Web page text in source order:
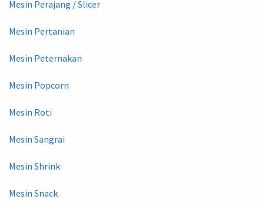
Mesin Perajang / Slicer
Mesin Pertanian
Mesin Peternakan
Mesin Popcorn
Mesin Roti
Mesin Sangrai
Mesin Shrink
Mesin Snack